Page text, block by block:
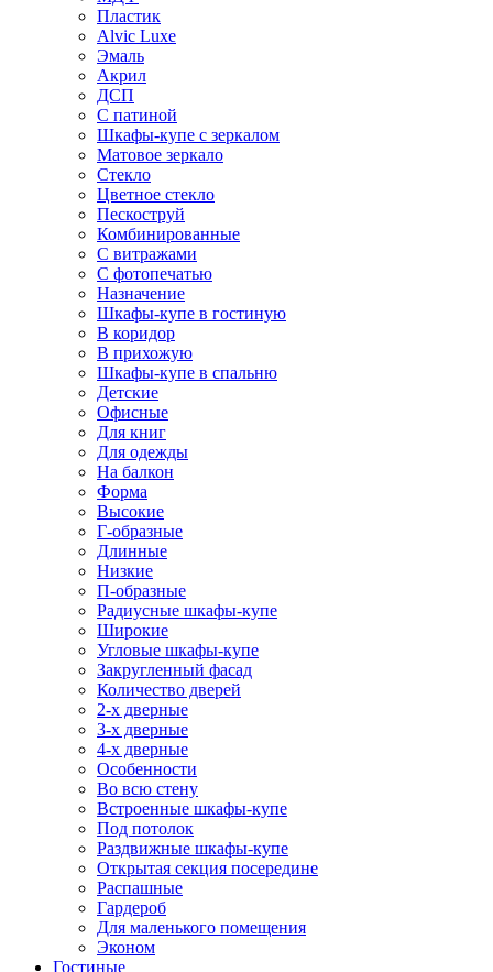
Пластик
Alvic Luxe
Эмаль
Акрил
ДСП
С патиной
Шкафы-купе с зеркалом
Матовое зеркало
Стекло
Цветное стекло
Пескоструй
Комбинированные
С витражами
С фотопечатью
Назначение
Шкафы-купе в гостиную
В коридор
В прихожую
Шкафы-купе в спальню
Детские
Офисные
Для книг
Для одежды
На балкон
Форма
Высокие
Г-образные
Длинные
Низкие
П-образные
Радиусные шкафы-купе
Широкие
Угловые шкафы-купе
Закругленный фасад
Количество дверей
2-х дверные
3-х дверные
4-х дверные
Особенности
Во всю стену
Встроенные шкафы-купе
Под потолок
Раздвижные шкафы-купе
Открытая секция посередине
Распашные
Гардероб
Для маленького помещения
Эконом
Гостиные